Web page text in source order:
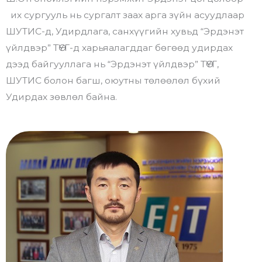
их сургууль нь сургалт заах арга зүйн асуудлаар
ШУТИС-д, Удирдлага, санхүүгийн хувьд “Эрдэнэт
үйлдвэр” ТӨҮГ-д харьяалагддаг бөгөөд удирдах
дээд байгууллага нь “Эрдэнэт үйлдвэр” ТӨҮГ,
ШУТИС болон багш, оюутны төлөөлөл бүхий
Удирдах зөвлөл байна.